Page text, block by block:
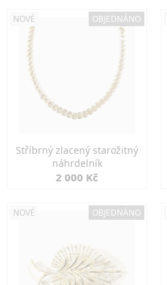
NOVÉ OBJEDNÁNO
Stříbrný zlacený starožitný
náhrdelník
2 000 Kč
NOVÉ OBJEDNÁNO